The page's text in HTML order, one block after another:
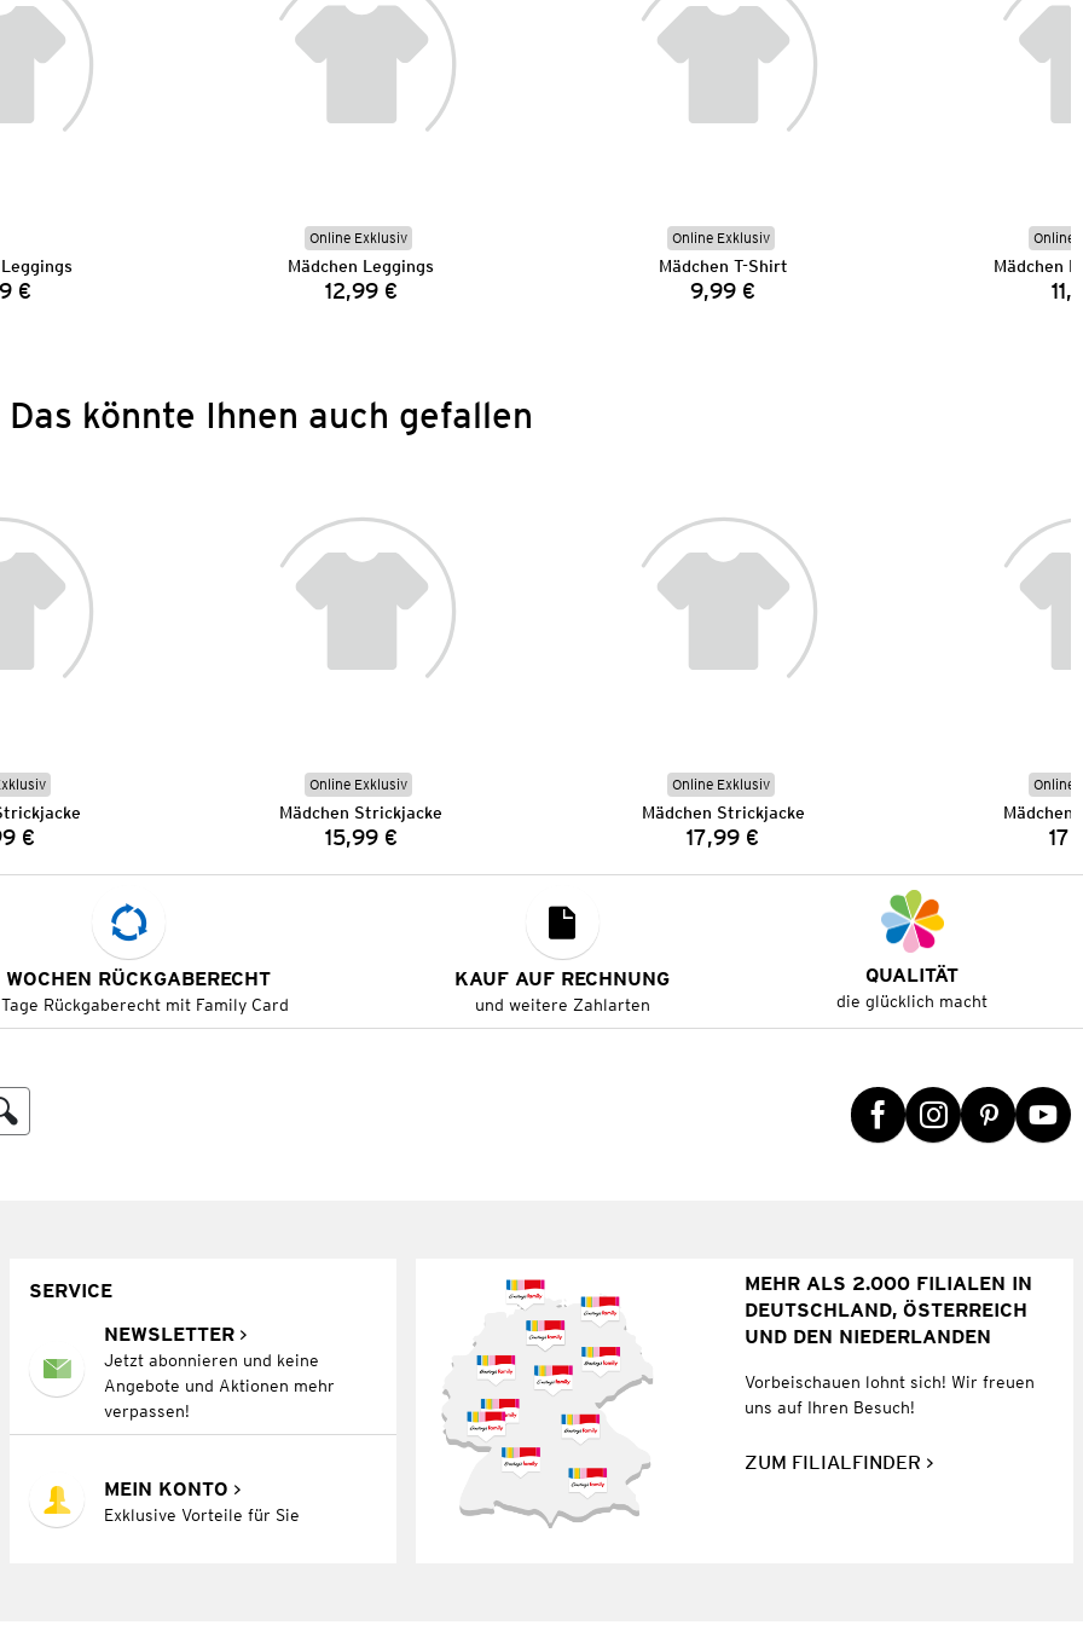
€
Online Exklusiv
Mädchen Leggings
Preis:
12,99 €
Online Exklusiv
Mädchen T-Shirt
Preis:
9,99 €
Online
Mädchen
Das könnte Ihnen auch gefallen
€
Online Exklusiv
Mädchen Strickjacke
Preis:
15,99 €
Online Exklusiv
Mädchen Strickjacke
Preis:
17,99 €
Online
Mädchen
RÜCKGABERECHT
Rückgaberecht mit Family Card
KAUF AUF RECHNUNG
und weitere Zahlarten
QUALITÄT
die glücklich macht
SERVICE
NEWSLETTER
Jetzt abonnieren und keine
Angebote und Aktionen mehr
verpassen!
MEIN KONTO
Exklusive Vorteile für Sie
MEHR ALS 2.000 FILIALEN IN
DEUTSCHLAND, ÖSTERREICH
UND DEN NIEDERLANDEN
Vorbeischauen lohnt sich! Wir freuen
uns auf Ihren Besuch!
ZUM FILIALFINDER